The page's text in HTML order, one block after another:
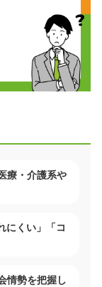
療・介護系や
にくい」「コ
情勢を把握し